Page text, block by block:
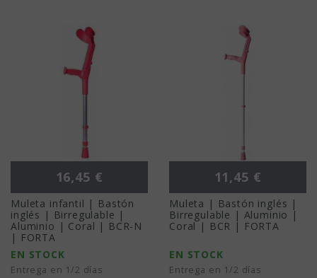
Precio
16,45 €
Muleta infantil | Bastón
inglés | Birregulable |
Aluminio | Coral | BCR-N
| FORTA
EN STOCK
Entrega en 1/2 días
Precio
11,45 €
Muleta | Bastón inglés |
Birregulable | Aluminio |
Coral | BCR | FORTA
EN STOCK
Entrega en 1/2 días